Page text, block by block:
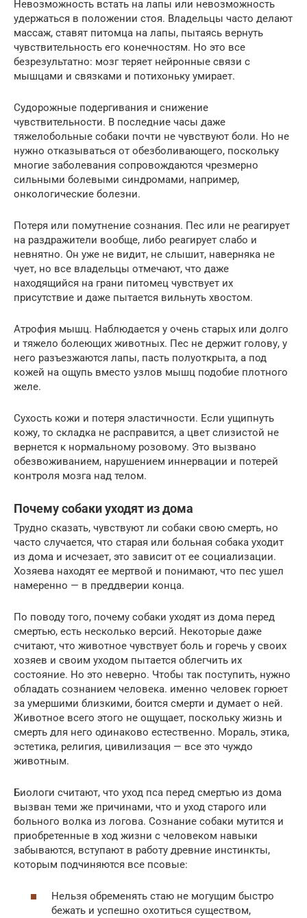
Невозможность встать на лапы или невозможность
удержаться в положении стоя. Владельцы часто делают
массаж, ставят питомца на лапы, пытаясь вернуть
чувствительность его конечностям. Но это все
безрезультатно: мозг теряет нейронные связи с
мышцами и связками и потихоньку умирает.
Судорожные подергивания и снижение
чувствительности. В последние часы даже
тяжелобольные собаки почти не чувствуют боли. Но не
нужно отказываться от обезболивающего, поскольку
многие заболевания сопровождаются чрезмерно
сильными болевыми синдромами, например,
онкологические болезни.
Потеря или помутнение сознания. Пес или не реагирует
на раздражители вообще, либо реагирует слабо и
невнятно. Он уже не видит, не слышит, наверняка не
чует, но все владельцы отмечают, что даже
находящийся на грани питомец чувствует их
присутствие и даже пытается вильнуть хвостом.
Атрофия мышц. Наблюдается у очень старых или долго
и тяжело болеющих животных. Пес не держит голову, у
него разъезжаются лапы, пасть полуоткрыта, а под
кожей на ощупь вместо узлов мышц подобие плотного
желе.
Сухость кожи и потеря эластичности. Если ущипнуть
кожу, то складка не расправится, а цвет слизистой не
вернется к нормальному розовому. Это вызвано
обезвоживанием, нарушением иннервации и потерей
контроля мозга над телом.
Почему собаки уходят из дома
Трудно сказать, чувствуют ли собаки свою смерть, но
часто случается, что старая или больная собака уходит
из дома и исчезает, это зависит от ее социализации.
Хозяева находят ее мертвой и понимают, что пес ушел
намеренно — в преддверии конца.
По поводу того, почему собаки уходят из дома перед
смертью, есть несколько версий. Некоторые даже
считают, что животное чувствует боль и горечь у своих
хозяев и своим уходом пытается облегчить их
состояние. Но это неверно. Чтобы так поступить, нужно
обладать сознанием человека. именно человек горюет
за умершими близкими, боится смерти и думает о ней.
Животное всего этого не ощущает, поскольку жизнь и
смерть для него одинаково естественно. Мораль, этика,
эстетика, религия, цивилизация — все это чуждо
животным.
Биологи считают, что уход пса перед смертью из дома
вызван теми же причинами, что и уход старого или
больного волка из логова. Сознание собаки мутится и
приобретенные в ход жизни с человеком навыки
забываются, вступают в работу древние инстинкты,
которым подчиняются все псовые:
Нельзя обременять стаю не могущим быстро
бежать и успешно охотиться существом,